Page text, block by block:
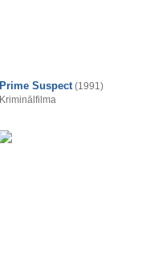
Prime Suspect (1991)
Kriminālfilma